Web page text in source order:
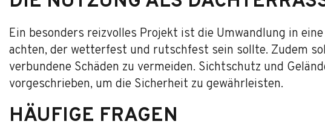
Ein besonders reizvolles Projekt ist die Umwandlung in
achten, der wetterfest und rutschfest sein sollte. Zudem
verbundene Schäden zu vermeiden. Sichtschutz und
vorgeschrieben, um die Sicherheit zu gewährleisten.
HÄUFIGE FRAGEN